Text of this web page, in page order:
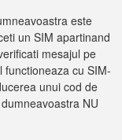
este
un SIM apartinand
mesajul pe
functioneaza cu SIM-
unui cod de
NU